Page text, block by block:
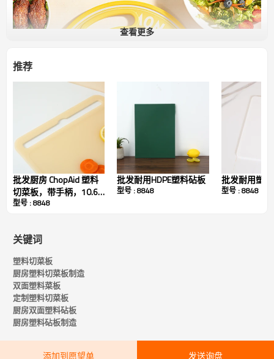
定制塑料切菜板技术规格
查看更多
推荐
批发厨房 ChopAid 塑料
切菜板，带手柄，10.6
英寸 x 15.7 英寸，带蒜
型号 : 8848
批发耐用HDPE塑料砧板
型号 : 8848
批发耐用塑
型号 : 8848
关键词
塑料切菜板
厨房塑料切菜板制造
双面塑料菜板
定制塑料切菜板
厨房双面塑料砧板
厨房塑料砧板制造
添加到愿望单 发送询盘